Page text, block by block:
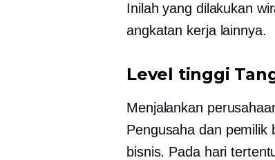
Inilah yang dilakukan
angkatan kerja lainnya.
Level tinggi
Menjalankan
Pengusaha dan pemilik
bisnis. Pada hari